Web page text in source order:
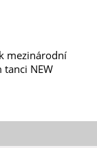
mezinárodní
NEW